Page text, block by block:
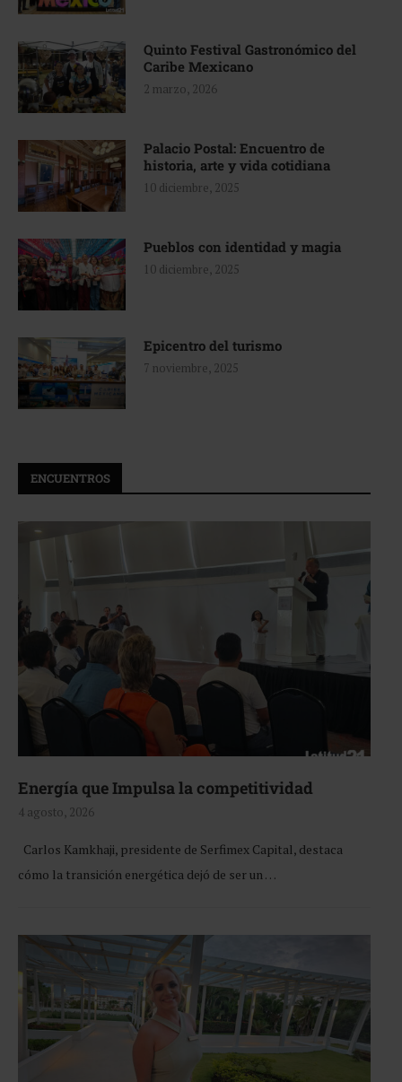
Quinto Festival Gastronómico del
Caribe Mexicano
2 marzo, 2026
Palacio Postal: Encuentro de
historia, arte y vida cotidiana
10 diciembre, 2025
Pueblos con identidad y magia
10 diciembre, 2025
Epicentro del turismo
7 noviembre, 2025
ENCUENTROS
Energía que Impulsa la competitividad
4 agosto, 2026
Carlos Kamkhaji, presidente de Serfimex Capital, destaca
cómo la transición energética dejó de ser un …